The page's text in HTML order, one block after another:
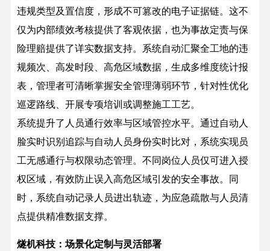
违规类型及置信度，形成不可篡改的电子证据链。这不
仅为内部绩效考核提供了客观依据，也为事故定责与保
险理赔提供了详实数据支持。系统自动汇聚全工地的违
规频次、高发时段、高危区域数据，生成多维度统计报
表，管理者可清晰掌握安全管理薄弱环节，针对性优化
巡逻路线、开展专项培训或调整施工工艺。
系统提升了人员通行效率与区域管控水平。通过自动人
脸实时识别追踪与自动人员身份实时比对，系统实现员
工无感通行与权限动态管理。不同岗位人员仅可进入授
权区域，有效防止误入高危区域引发的安全事故。同
时，系统自动记录人员进出轨迹，为应急疏散与人员清
点提供精准数据支撑。
燧机科技：场景化定制与灵活部署